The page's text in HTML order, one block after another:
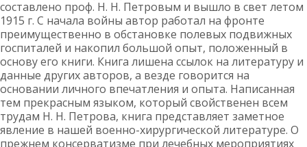
составлено проф. Н. Н. Петровым и вышло в свет летом
1915 г. С начала войны автор работал на фронте
преимущественно в обстановке полевых подвижных
госпиталей и накопил большой опыт, положенный в
основу его книги. Книга лишена ссылок на литературу и
данные других авторов, а везде говорится на
основании личного впечатления и опыта. Написанная
тем прекрасным языком, который свойственен всем
трудам Н. Н. Петрова, книга представляет заметное
явление в нашей военно-хирургической литературе. О
прежнем консерватизме при лечебных мероприятиях